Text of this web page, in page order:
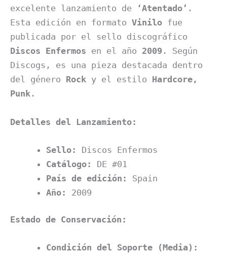
excelente lanzamiento de
‘Atentado’ .
Esta edición en formato Vinilo fue
publicada por el sello discográfico
Discos Enfermos en el año 2009 . Según
Discogs, es una pieza destacada dentro
del género Rock y el estilo Hardcore,
Punk .
Detalles del Lanzamiento:
Sello:
Discos Enfermos
Catálogo:
DE #01
País de edición:
Spain
Año:
2009
Estado de Conservación:
Condición del Soporte (Media):